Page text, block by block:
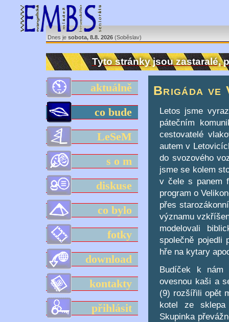
Dnes je sobota, 8.8. 2026 (Soběslav)
Tyto stránky jsou zastaralé,
aktuálně
co bude
LeSeM
s o m
diskuse
co bylo
fotky
download
kontakty
přihlásit
Brigáda ve
Letos jsme
pátečním
cestovatelé
autem v
do svozového
jsme se kolem
v čele s panem
program o
přes
významu
modelovali
společně pojedli
hře na kytary
Budíček k nám
ovesnou kaši a
(9) rozšířili opět
kotel ze sklepa
Skupinka